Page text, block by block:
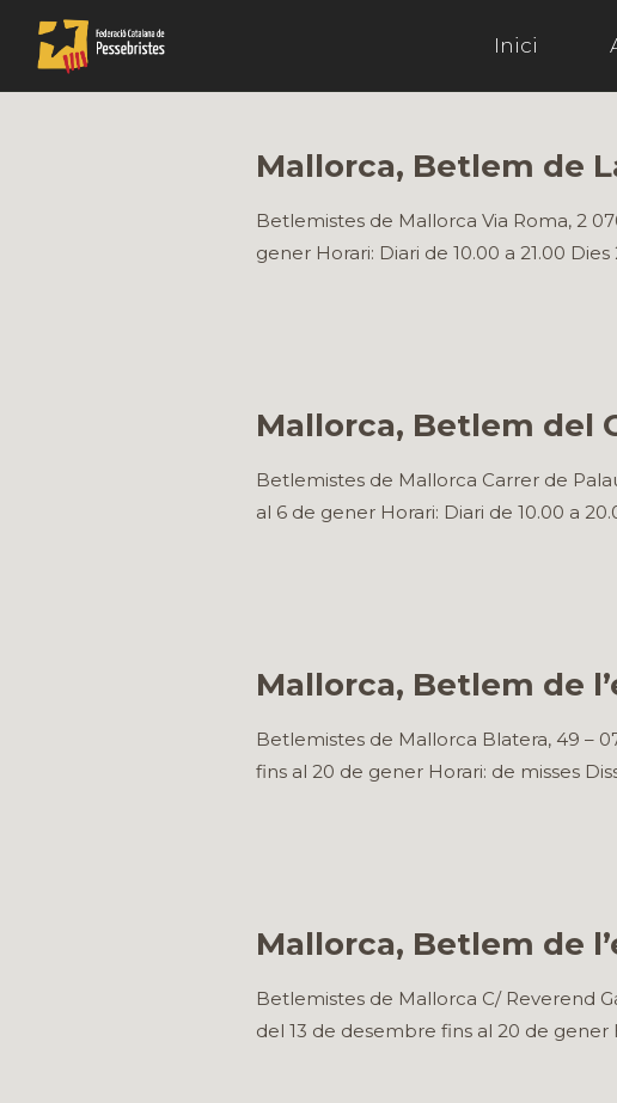
Inici
Mallorca, Betlem de
Betlemistes de Mallorca Via Roma, 2
gener Horari: Diari de 10.00 a 21.00
Mallorca, Betlem del
Betlemistes de Mallorca Carrer de
al 6 de gener Horari: Diari de 10.00 a
Mallorca, Betlem de
Betlemistes de Mallorca Blatera, 49 –
fins al 20 de gener Horari: de misses
Mallorca, Betlem de
Betlemistes de Mallorca C/ Reverend
del 13 de desembre fins al 20 de gener